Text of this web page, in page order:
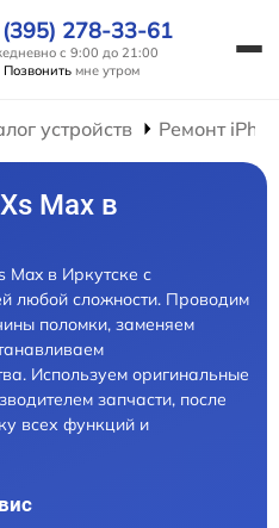
278-33-61
с 9:00 до 21:00
Позвонить мне утром
устройств Ремонт
Max в
Max в Иркутске с
любой сложности. Проводим
поломки, заменяем
Используем оригинальные
запчасти, после
всех функций и